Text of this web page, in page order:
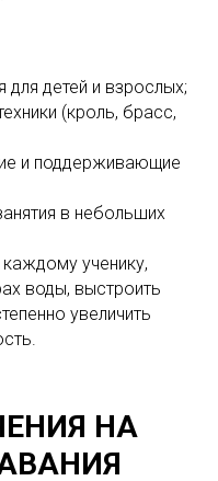
для детей и взрослых;
(кроль, брасс,
и поддерживающие
в небольших
ученику,
воды, выстроить
увеличить
НА